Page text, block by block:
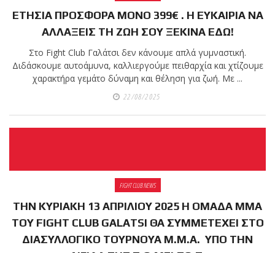
ΕΤΗΣΙΑ ΠΡΟΣΦΟΡΑ ΜΟΝΟ 399€ . Η ΕΥΚΑΙΡΙΑ ΝΑ
ΑΛΛΑΞΕΙΣ ΤΗ ΖΩΗ ΣΟΥ ΞΕΚΙΝΑ ΕΔΩ!
Στο Fight Club Γαλάτσι δεν κάνουμε απλά γυμναστική.
Διδάσκουμε αυτοάμυνα, καλλιεργούμε πειθαρχία και χτίζουμε
χαρακτήρα γεμάτο δύναμη και θέληση για ζωή. Με ...
22/08/2025
FIGHT CLUB NEWS
ΤΗΝ ΚΥΡΙΑΚΗ 13 ΑΠΡΙΛΙΟΥ 2025 Η ΟΜΑΔΑ MMA
ΤΟΥ FIGHT CLUB GALATSI ΘΑ ΣΥΜΜΕΤΕΧΕΙ ΣΤΟ
ΔΙΑΣΥΛΛΟΓΙΚΟ ΤΟΥΡΝΟΥΑ Μ.Μ.Α. ΥΠΟ ΤΗΝ